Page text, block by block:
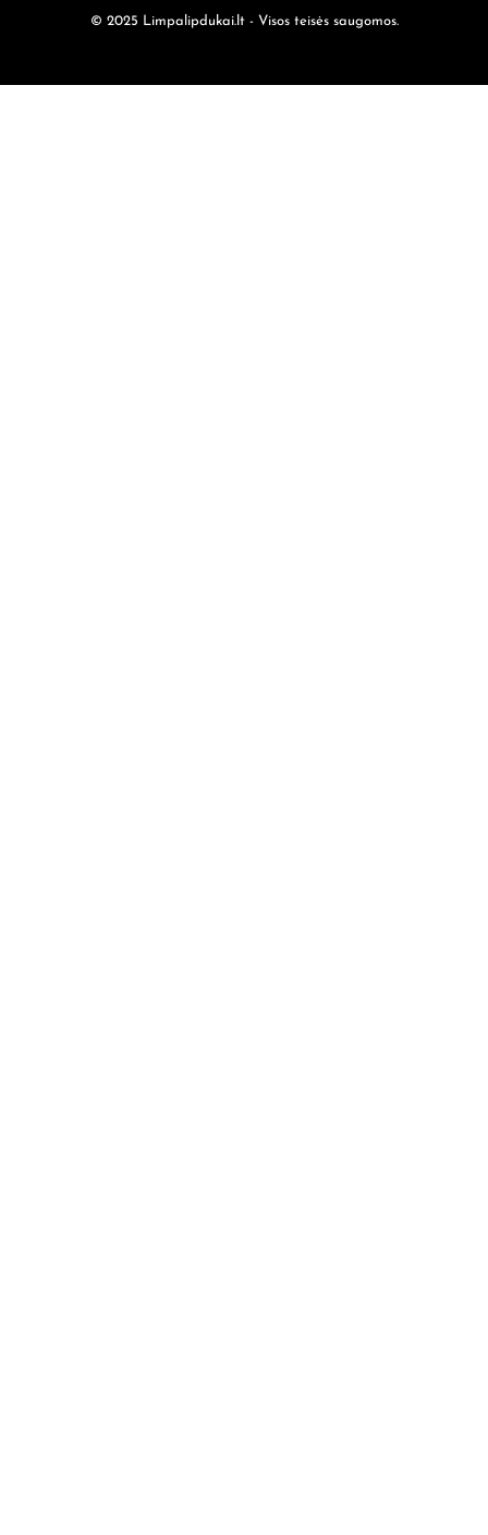
© 2025 Limpalipdukai.lt - Visos teisės saugomos.